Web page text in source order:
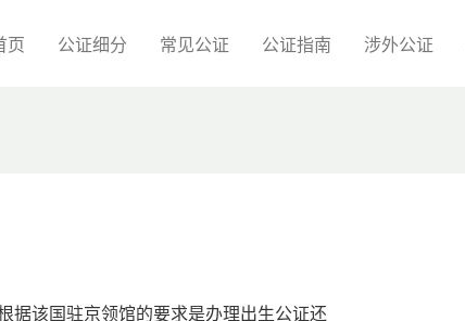
页 公证细分 常见公证 公证指南 涉外公证
据该国驻京领馆的要求是办理出生公证还